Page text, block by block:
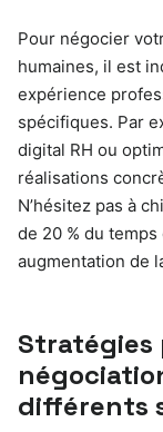
Pour négocier
humaines, il est
expérience
spécifiques. Par
digital RH ou
réalisations
N’hésitez pas à
de 20 % du
augmentation de
Stratégies
différents